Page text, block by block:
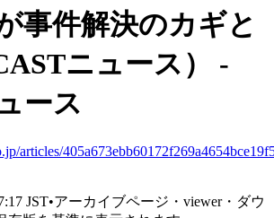
事件解決のカギと
ニュース） -
ース
articles/
JST•アーカイブページ・viewer・ダウ